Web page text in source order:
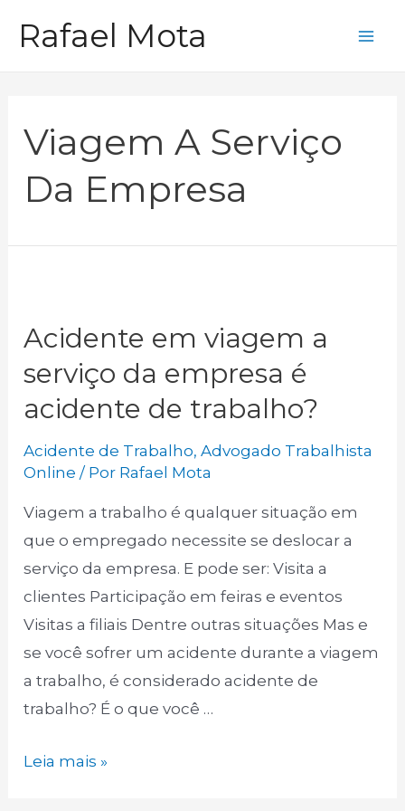
paraRafael Mota
Viagem A Serviço
Da Empresa
Acidente em viagem a
serviço da empresa é
acidente de trabalho?
Acidente de Trabalho,Advogado Trabalhista
Online / Por Rafael Mota
Viagem a trabalho é qualquer situação em
que o empregado necessite se deslocar a
serviço da empresa. E pode ser: Visita a
clientes Participação em feiras e eventos
Visitas a filiais Dentre outras situações Mas e
se você sofrer um acidente durante a viagem
a trabalho, é considerado acidente de
trabalho? É o que você …
Acidente
Leia mais »